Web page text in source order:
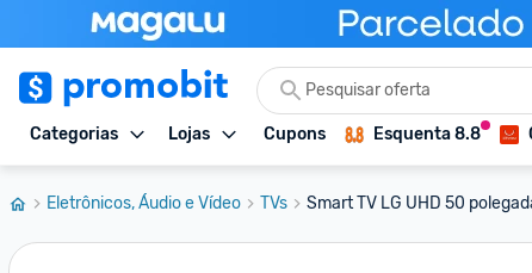
Categorias Lojas Cupons Esquenta 8.8
Eletrônicos, Áudio e Vídeo TVs Smart TV LG UHD 50